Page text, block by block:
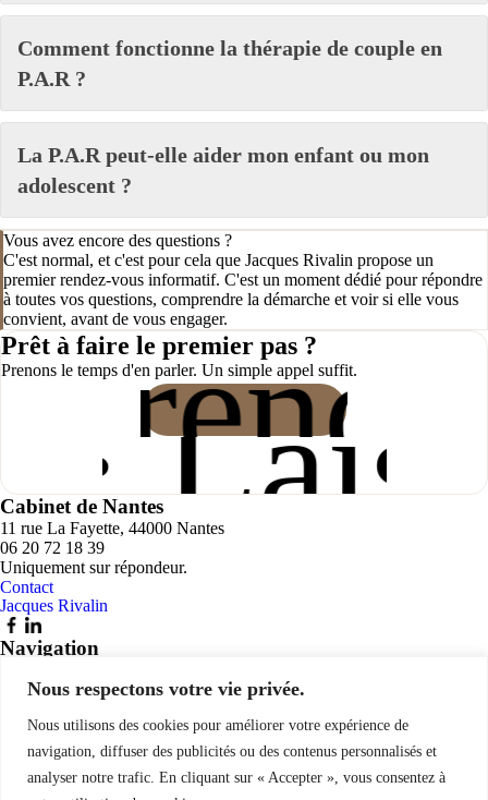
Nous respectons votre vie privée.
Nous utilisons des cookies pour améliorer votre expérience de
navigation, diffuser des publicités ou des contenus personnalisés et
analyser notre trafic. En cliquant sur « Accepter », vous consentez à
Comment fonctionne la thérapie de couple en
P.A.R ?
La P.A.R peut-elle aider mon enfant ou mon
adolescent ?
Vous avez encore des questions ?
C'est normal, et c'est pour cela que Jacques Rivalin propose un
premier rendez-vous informatif. C'est un moment dédié pour répondre
à toutes vos questions, comprendre la démarche et voir si elle vous
convient, avant de vous engager.
Prêt à faire le premier pas ?
Prenons le temps d'en parler. Un simple appel suffit.
Cabinet de Nantes
11 rue La Fayette, 44000 Nantes
06 20 72 18 39
Uniquement sur répondeur.
Contact
Jacques Rivalin
Navigation
Le cabinet
Psychothérapie
Thérapie de couple
Articles
Rendez-vous